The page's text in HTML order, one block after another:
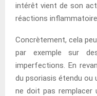
intérêt vient de son
réactions
Concrètement, cela
par exemple sur
imperfections. En
du psoriasis étendu ou
ne doit pas remplacer